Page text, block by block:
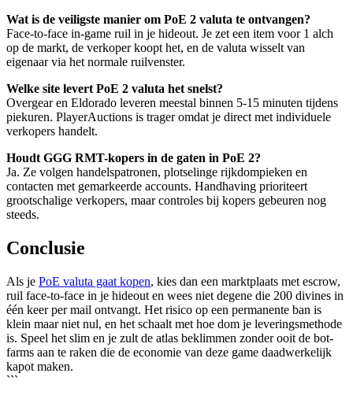
Wat is de veiligste manier om PoE 2 valuta te ontvangen?
Face-to-face in-game ruil in je hideout. Je zet een item voor 1 alch
op de markt, de verkoper koopt het, en de valuta wisselt van
eigenaar via het normale ruilvenster.
Welke site levert PoE 2 valuta het snelst?
Overgear en Eldorado leveren meestal binnen 5-15 minuten tijdens
piekuren. PlayerAuctions is trager omdat je direct met individuele
verkopers handelt.
Houdt GGG RMT-kopers in de gaten in PoE 2?
Ja. Ze volgen handelspatronen, plotselinge rijkdompieken en
contacten met gemarkeerde accounts. Handhaving prioriteert
grootschalige verkopers, maar controles bij kopers gebeuren nog
steeds.
Conclusie
Als je PoE valuta gaat kopen, kies dan een marktplaats met escrow,
ruil face-to-face in je hideout en wees niet degene die 200 divines in
één keer per mail ontvangt. Het risico op een permanente ban is
klein maar niet nul, en het schaalt met hoe dom je leveringsmethode
is. Speel het slim en je zult de atlas beklimmen zonder ooit de bot-
farms aan te raken die de economie van deze game daadwerkelijk
kapot maken.
```